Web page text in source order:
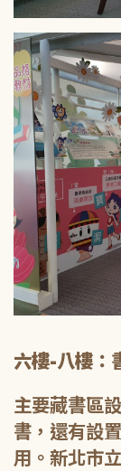
六樓-八樓：
主要藏書區
書，還有設
用。新北市